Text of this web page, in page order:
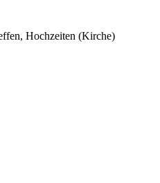
Hochzeiten (Kirche)